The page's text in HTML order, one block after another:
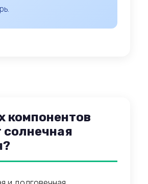
компонентов
солнечная